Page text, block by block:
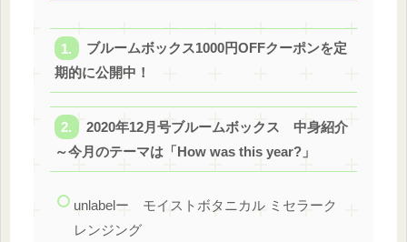
ブルームボックス1000円OFFクーポンを定
期的に公開中！
2020年12月号ブルームボックス 中身紹介
～今月のテーマは「How was this year?」
unlabelー モイストボタニカル ミセラーク
レンジング